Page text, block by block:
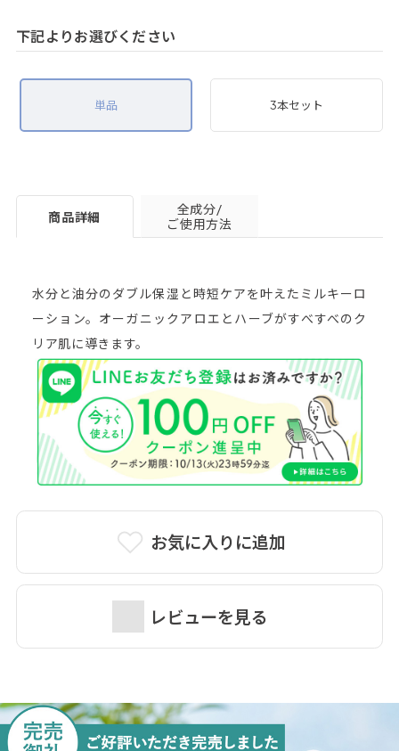
お気に入りに追加
レビューを見る
下記よりお選びください
単品 3本セット
商品詳細
全成分/
ご使用方法
水分と油分のダブル保湿と時短ケアを叶えたミルキーロ
ーション。オーガニックアロエとハーブがすべすべのク
リア肌に導きます。